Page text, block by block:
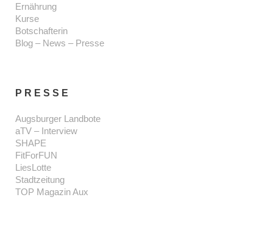
Ernährung
Kurse
Botschafterin
Blog – News – Presse
PRESSE
Augsburger Landbote
aTV – Interview
SHAPE
FitForFUN
LiesLotte
Stadtzeitung
TOP Magazin Aux